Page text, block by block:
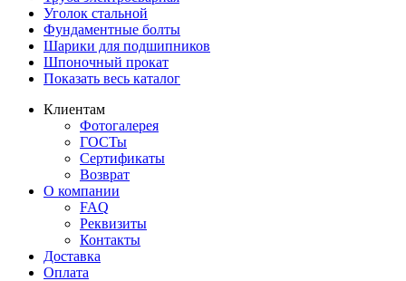
Уголок стальной
Фундаментные болты
Шарики для подшипников
Шпоночный прокат
Показать весь каталог
Клиентам
Фотогалерея
ГОСТы
Сертификаты
Возврат
О компании
FAQ
Реквизиты
Контакты
Доставка
Оплата